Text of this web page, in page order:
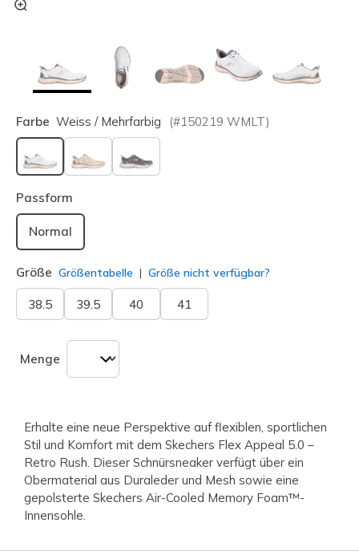
Farbe Weiss / Mehrfarbig (#150219 WMLT)
ausgewählt
Passform
Normal
Größe Größentabelle Größe nicht verfügbar?
38.5 39.5 40 41
Menge
Erhalte eine neue Perspektive auf flexiblen, sportlichen
Stil und Komfort mit dem Skechers Flex Appeal 5.0 –
Retro Rush. Dieser Schnürsneaker verfügt über ein
Obermaterial aus Duraleder und Mesh sowie eine
gepolsterte Skechers Air-Cooled Memory Foam™-
Innensohle.